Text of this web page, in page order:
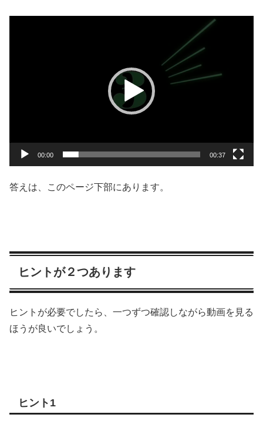
00:00 00:37
答えは、このページ下部にあります。
ヒントが２つあります
ヒントが必要でしたら、一つずつ確認しながら動画を見る
ほうが良いでしょう。
ヒント1